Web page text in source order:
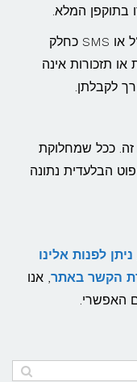
בתוקפן המלא.
שליחת הודעות על ידי נציגי האתר בדוא"ל או SMS כחלק
תזכורות אינה
לקבלתן.
זה. ככל שמחלוקת
הבלעדית נתונה
ניתן לפנות אלינו
הקשר באתר, אנו
האפשרי.